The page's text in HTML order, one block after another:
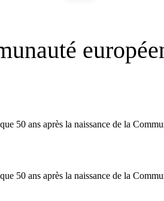
50 ans après la naissance de la
50 ans après la naissance de la